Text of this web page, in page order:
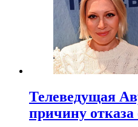
Телеведущая
причину отказа